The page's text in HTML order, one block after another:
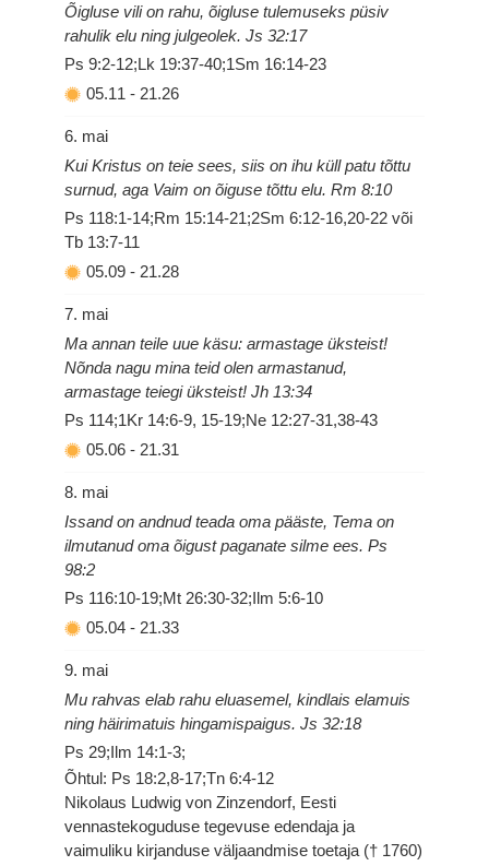
Õigluse vili on rahu, õigluse tulemuseks püsiv
rahulik elu ning julgeolek. Js 32:17
Ps 9:2-12;Lk 19:37-40;1Sm 16:14-23
05.11 - 21.26
6. mai
Kui Kristus on teie sees, siis on ihu küll patu tõttu
surnud, aga Vaim on õiguse tõttu elu. Rm 8:10
Ps 118:1-14;Rm 15:14-21;2Sm 6:12-16,20-22 või
Tb 13:7-11
05.09 - 21.28
7. mai
Ma annan teile uue käsu: armastage üksteist!
Nõnda nagu mina teid olen armastanud,
armastage teiegi üksteist! Jh 13:34
Ps 114;1Kr 14:6-9, 15-19;Ne 12:27-31,38-43
05.06 - 21.31
8. mai
Issand on andnud teada oma pääste, Tema on
ilmutanud oma õigust paganate silme ees. Ps
98:2
Ps 116:10-19;Mt 26:30-32;Ilm 5:6-10
05.04 - 21.33
9. mai
Mu rahvas elab rahu eluasemel, kindlais elamuis
ning häirimatuis hingamispaigus. Js 32:18
Ps 29;Ilm 14:1-3;
Õhtul: Ps 18:2,8-17;Tn 6:4-12
Nikolaus Ludwig von Zinzendorf, Eesti
vennastekoguduse tegevuse edendaja ja
vaimuliku kirjanduse väljaandmise toetaja († 1760)